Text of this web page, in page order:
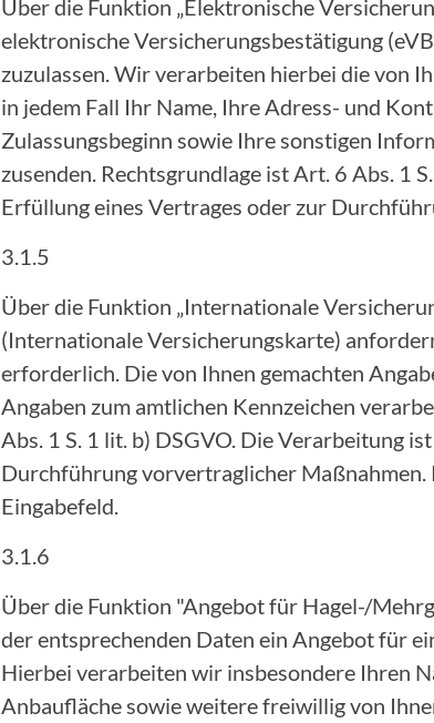
Über die Funktion „Elektronische
elektronische Versicherungsbestätigung
zuzulassen. Wir verarbeiten hierbei die von
in jedem Fall Ihr Name, Ihre Adress- und
Zulassungsbeginn sowie Ihre sonstigen
zusenden. Rechtsgrundlage ist Art. 6 Abs. 1
Erfüllung eines Vertrages oder zur
3.1.5
Über die Funktion „Internationale
(Internationale Versicherungskarte)
erforderlich. Die von Ihnen gemachten
Angaben zum amtlichen Kennzeichen
Abs. 1 S. 1 lit. b) DSGVO. Die Verarbeitung
Durchführung vorvertraglicher Maßnahmen.
Eingabefeld.
3.1.6
Über die Funktion "Angebot für Hagel-/
der entsprechenden Daten ein Angebot für
Hierbei verarbeiten wir insbesondere Ihren
Anbaufläche sowie weitere freiwillig von